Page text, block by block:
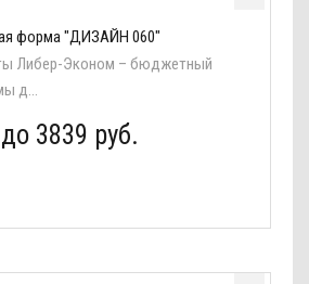
форма "ДИЗАЙН 060"
Либер-Эконом – бюджетный
д...
3839 руб.